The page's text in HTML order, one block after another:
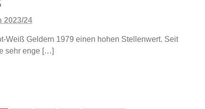
2023/24
Weiß Geldern 1979 einen hohen Stellenwert. Seit
sehr enge […]